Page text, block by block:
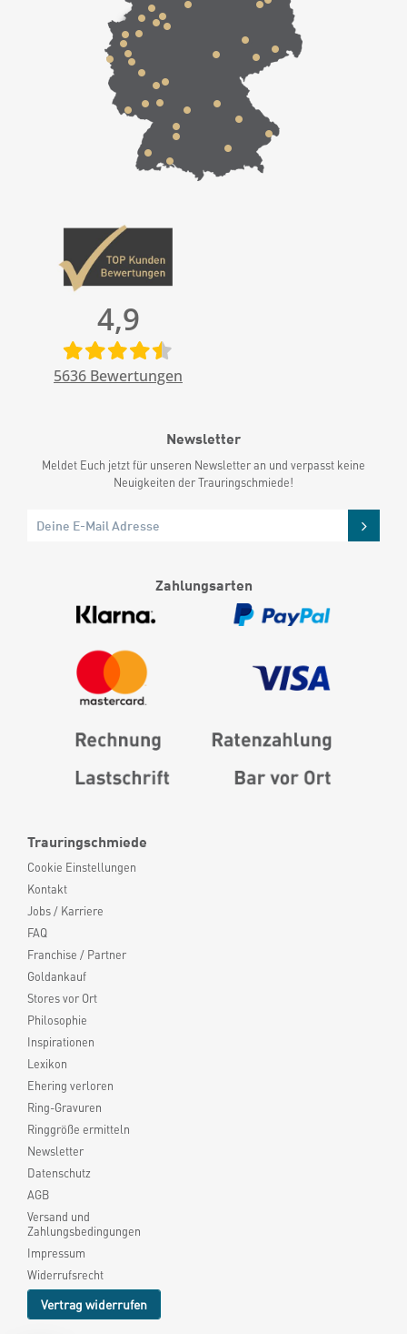
Trauringschmiede
Cookie Einstellungen
Kontakt
Jobs / Karriere
FAQ
Franchise / Partner
Goldankauf
Stores vor Ort
Philosophie
Inspirationen
Lexikon
Ehering verloren
Ring-Gravuren
Ringgröße ermitteln
Newsletter
Datenschutz
AGB
Versand und
Zahlungsbedingungen
Impressum
Widerrufsrecht
Vertrag widerrufen
4,9
5636 Bewertungen
Newsletter
Meldet Euch jetzt für unseren Newsletter an und verpasst keine
Neuigkeiten der Trauringschmiede!
Zahlungsarten